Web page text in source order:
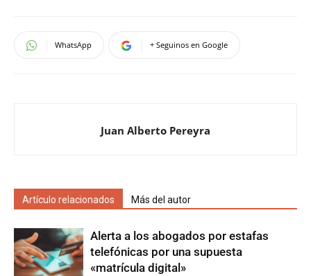
WhatsApp + Seguinos en Google
Juan Alberto Pereyra
Artículo relacionados Más del autor
Alerta a los abogados por estafas
telefónicas por una supuesta
«matrícula digital»